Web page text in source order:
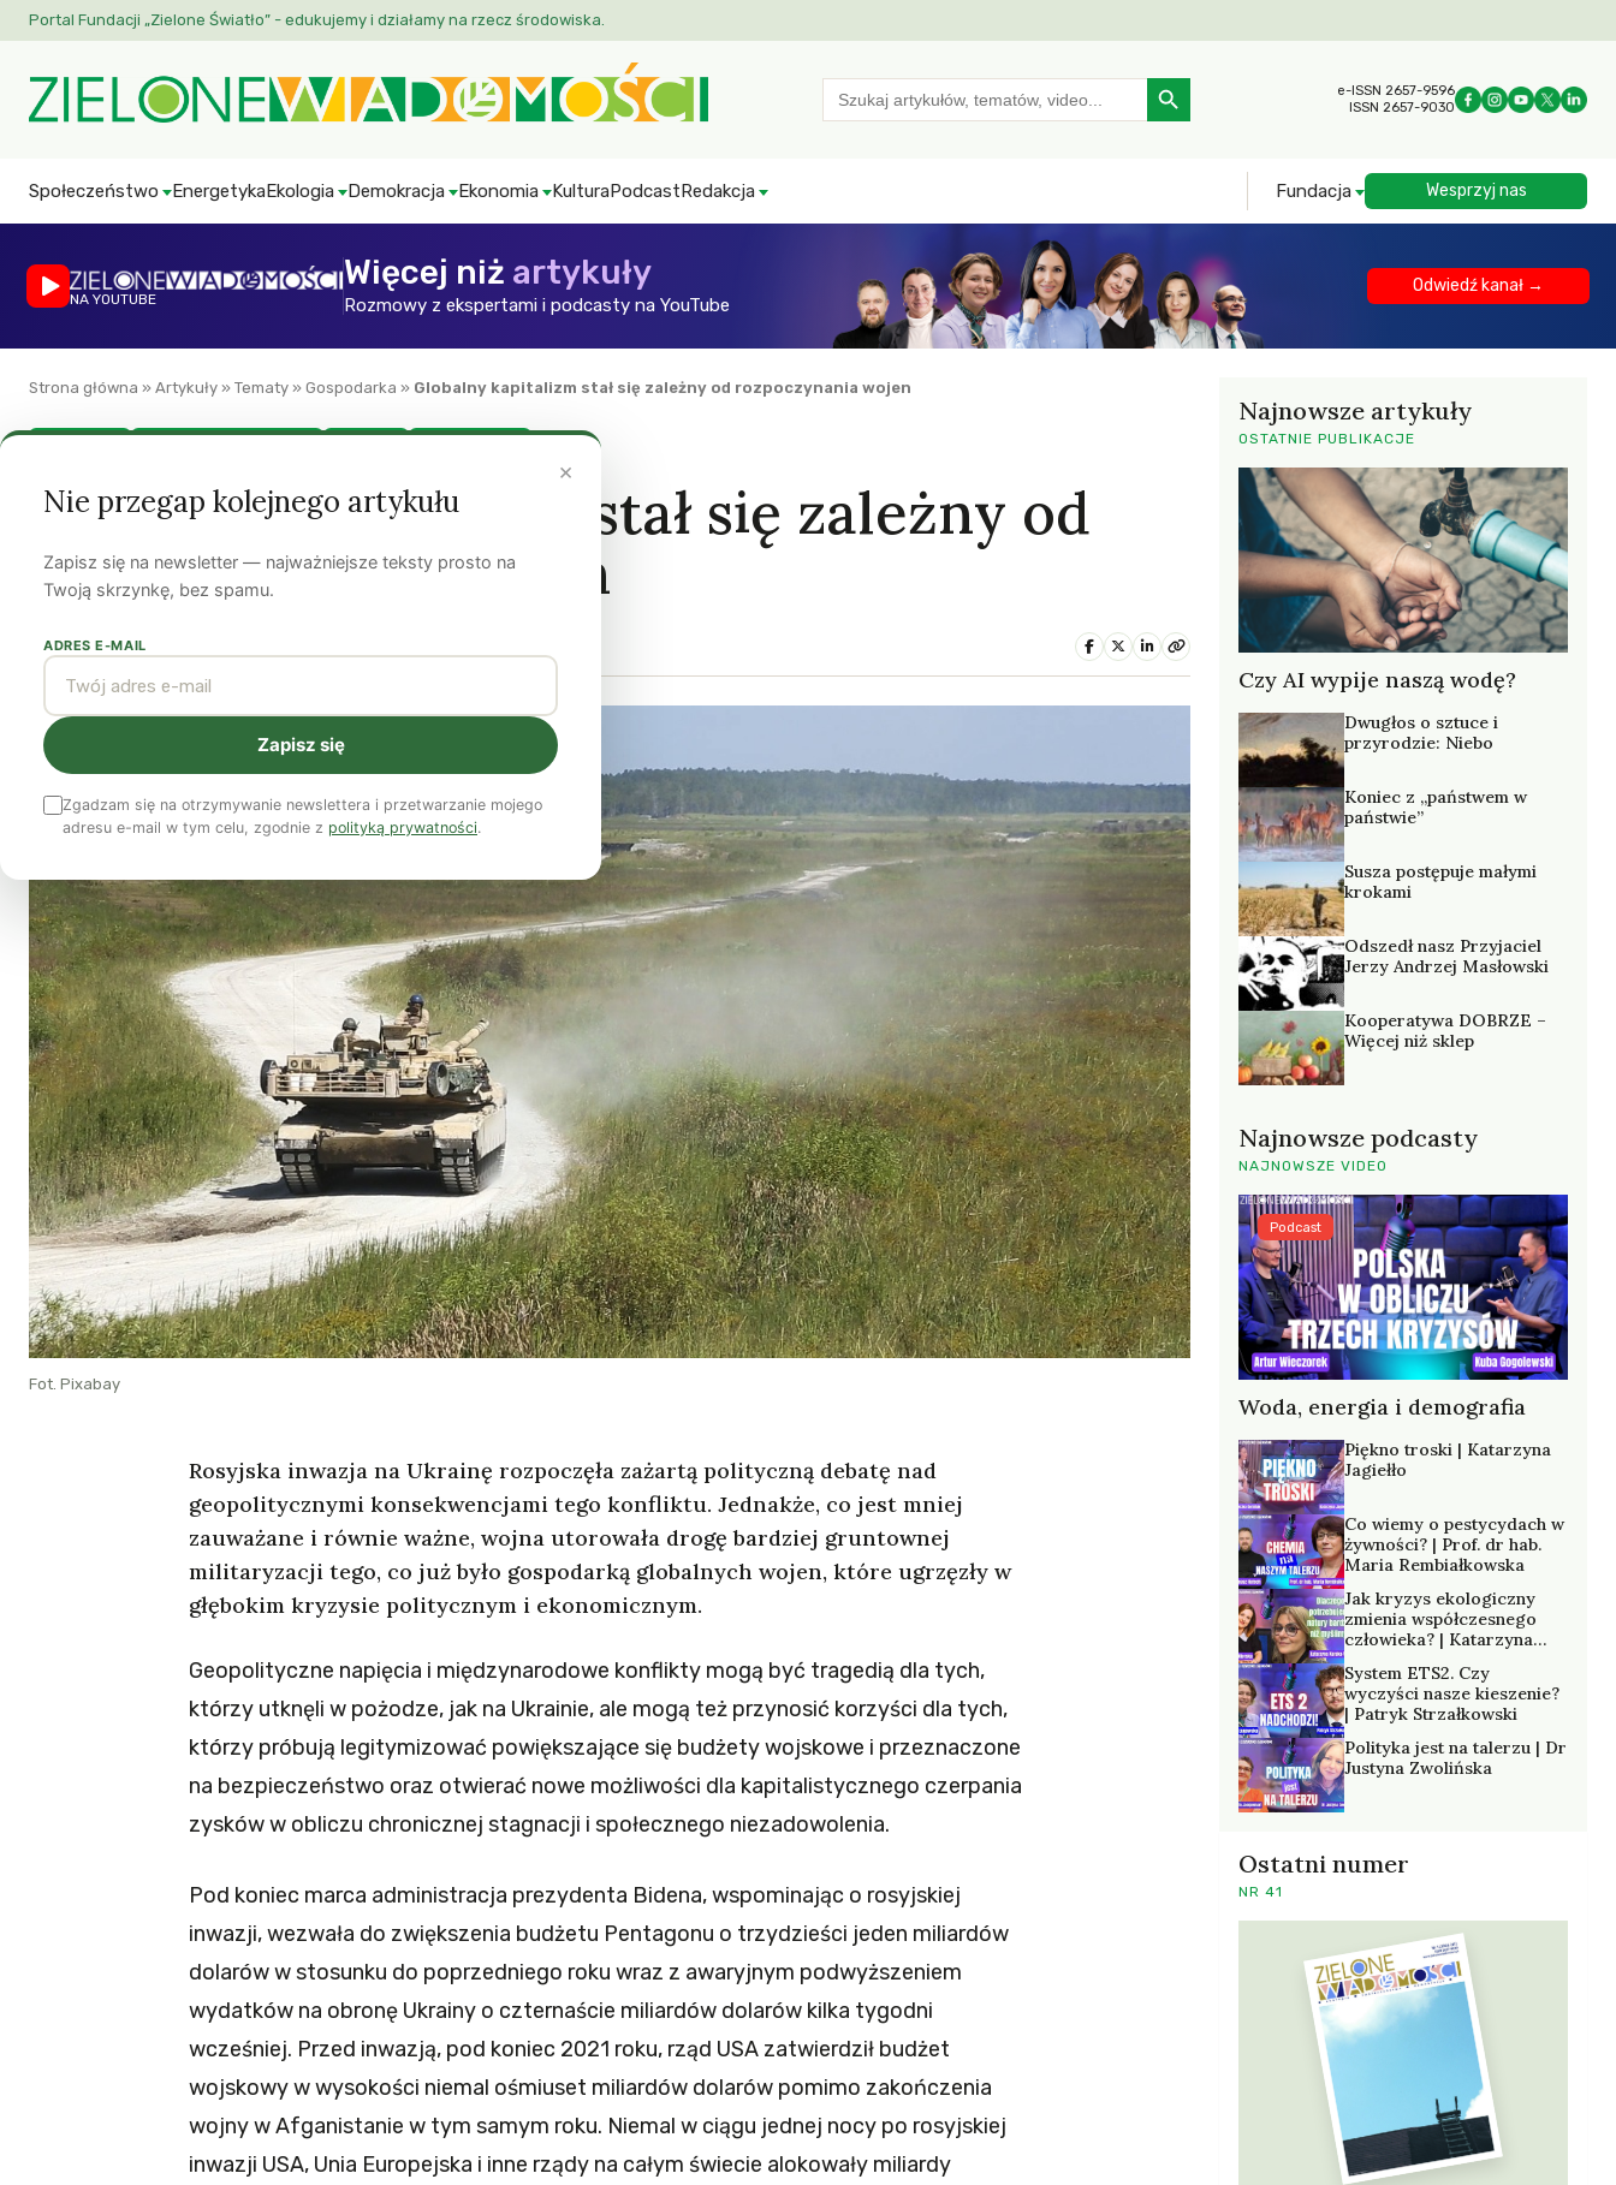
Portal Fundacji „Zielone Światło” - edukujemy i działamy na rzecz środowiska.
Search
for:
Search Button
e-ISSN 2657-9596
ISSN 2657-9030
Społeczeństwo EnergetykaEkologia Demokracja Ekonomia KulturaPodcastRedakcja Fundacja Wesprzyj nas
NA YOUTUBE
Więcej niż artykuły
Rozmowy z ekspertami i podcasty na YouTube
Odwiedź kanał →
Strona główna » Artykuły » Tematy » Gospodarka » Globalny kapitalizm stał się zależny od rozpoczynania wojen
Globalny kapitalizm stał się zależny od
rozpoczynania wojen
I. Robinson William
Fot. Pixabay
Rosyjska inwazja na Ukrainę rozpoczęła zażartą polityczną debatę nad
geopolitycznymi konsekwencjami tego konfliktu. Jednakże, co jest mniej
zauważane i równie ważne, wojna utorowała drogę bardziej gruntownej
militaryzacji tego, co już było gospodarką globalnych wojen, które ugrzęzły w
głębokim kryzysie politycznym i ekonomicznym.
Geopolityczne napięcia i międzynarodowe konflikty mogą być tragedią dla tych,
którzy utknęli w pożodze, jak na Ukrainie, ale mogą też przynosić korzyści dla tych,
którzy próbują legitymizować powiększające się budżety wojskowe i przeznaczone
na bezpieczeństwo oraz otwierać nowe możliwości dla kapitalistycznego czerpania
zysków w obliczu chronicznej stagnacji i społecznego niezadowolenia.
Pod koniec marca administracja prezydenta Bidena, wspominając o rosyjskiej
inwazji, wezwała do zwiększenia budżetu Pentagonu o trzydzieści jeden miliardów
dolarów w stosunku do poprzedniego roku wraz z awaryjnym podwyższeniem
wydatków na obronę Ukrainy o czternaście miliardów dolarów kilka tygodni
wcześniej. Przed inwazją, pod koniec 2021 roku, rząd USA zatwierdził budżet
wojskowy w wysokości niemal ośmiuset miliardów dolarów pomimo zakończenia
wojny w Afganistanie w tym samym roku. Niemal w ciągu jednej nocy po rosyjskiej
inwazji USA, Unia Europejska i inne rządy na całym świecie alokowały miliardy
Najnowsze artykuły
OSTATNIE PUBLIKACJE
Czy AI wypije naszą wodę?
Dwugłos o sztuce i
przyrodzie: Niebo
Koniec z „państwem w
państwie”
Susza postępuje małymi
krokami
Odszedł nasz Przyjaciel
Jerzy Andrzej Masłowski
Kooperatywa DOBRZE –
Więcej niż sklep
Najnowsze podcasty
NAJNOWSZE VIDEO
Woda, energia i demografia
Podcast
Piękno troski | Katarzyna
Jagiełło
Co wiemy o pestycydach w
żywności? | Prof. dr hab.
Maria Rembiałkowska
Jak kryzys ekologiczny
zmienia współczesnego
człowieka? | Katarzyna
System ETS2. Czy
wyczyści nasze kieszenie?
| Patryk Strzałkowski
Polityka jest na talerzu | Dr
Justyna Zwolińska
Ostatni numer
NR 41
×
Nie przegap kolejnego artykułu
Zapisz się na newsletter — najważniejsze teksty prosto na
Twoją skrzynkę, bez spamu.
ADRES E-MAIL
Zapisz się
Zgadzam się na otrzymywanie newslettera i przetwarzanie mojego
adresu e-mail w tym celu, zgodnie z polityką prywatności.